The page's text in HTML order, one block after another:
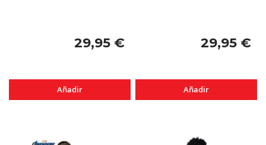
29,95 €
Añadir
29,95 €
Añadir